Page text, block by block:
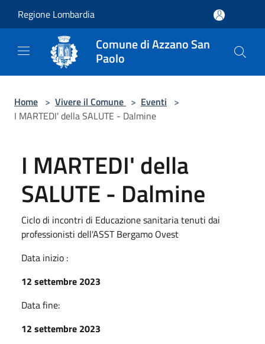
Regione Lombardia
Comune di Azzano San
Paolo
Home > Vivere il Comune > Eventi >
I MARTEDI' della SALUTE - Dalmine
I MARTEDI' della
SALUTE - Dalmine
Ciclo di incontri di Educazione sanitaria tenuti dai
professionisti dell'ASST Bergamo Ovest
Data inizio :
12 settembre 2023
Data fine:
12 settembre 2023